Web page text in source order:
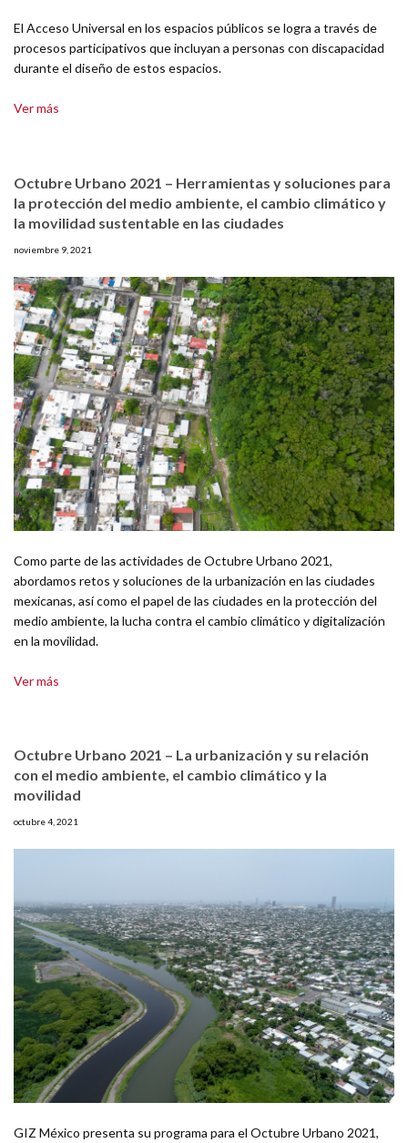
El Acceso Universal en los espacios públicos se logra a través de
procesos participativos que incluyan a personas con discapacidad
durante el diseño de estos espacios.
Ver más
Octubre Urbano 2021 – Herramientas y soluciones para
la protección del medio ambiente, el cambio climático y
la movilidad sustentable en las ciudades
noviembre 9, 2021
Como parte de las actividades de Octubre Urbano 2021,
abordamos retos y soluciones de la urbanización en las ciudades
mexicanas, así como el papel de las ciudades en la protección del
medio ambiente, la lucha contra el cambio climático y digitalización
en la movilidad.
Ver más
Octubre Urbano 2021 – La urbanización y su relación
con el medio ambiente, el cambio climático y la
movilidad
octubre 4, 2021
GIZ México presenta su programa para el Octubre Urbano 2021,